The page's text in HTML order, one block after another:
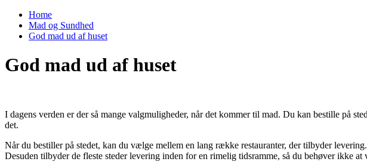
Home
Mad og Sundhed
God mad ud af huset
God mad ud af huset
I dagens verden er der så mange valgmuligheder, når det kommer til mad. Du kan bestille på
det.
Når du bestiller på stedet, kan du vælge mellem en lang række restauranter, der tilbyder
Desuden tilbyder de fleste steder levering inden for en rimelig tidsramme, så du behøver ikke at